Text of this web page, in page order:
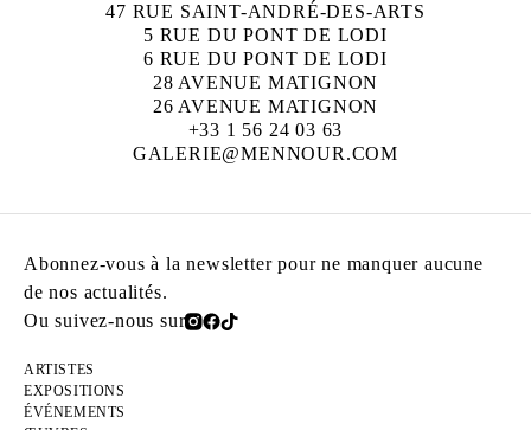
47 RUE SAINT-ANDRÉ-DES-ARTS
5 RUE DU PONT DE LODI
6 RUE DU PONT DE LODI
28 AVENUE MATIGNON
26 AVENUE MATIGNON
+33 1 56 24 03 63
GALERIE@MENNOUR.COM
Abonnez-vous à la newsletter pour ne manquer aucune
de nos actualités.
Ou suivez-nous sur
ARTISTES
EXPOSITIONS
ÉVÉNEMENTS